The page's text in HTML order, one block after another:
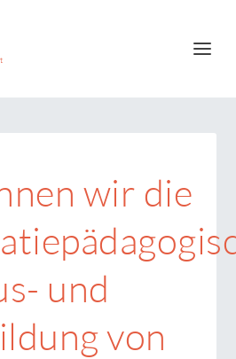
wir die
und
von